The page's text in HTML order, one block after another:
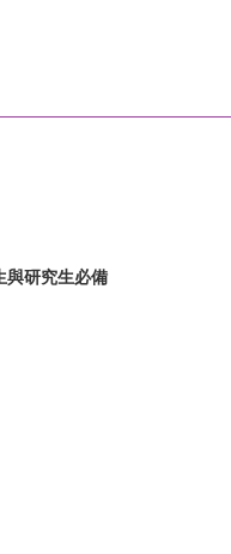
與研究生必備